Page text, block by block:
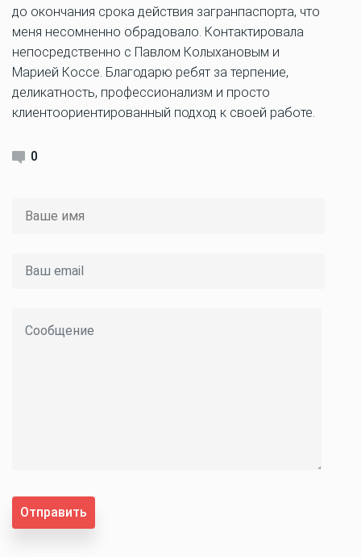
до окончания срока действия загранпаспорта, что
меня несомненно обрадовало. Контактировала
непосредственно с Павлом Колыхановым и
Марией Коссе. Благодарю ребят за терпение,
деликатность, профессионализм и просто
клиентоориентированный подход к своей работе.
0
Отправить